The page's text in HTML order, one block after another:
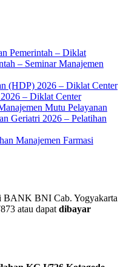
Pemerintah – Diklat
– Seminar Manajemen
(HDP) 2026 – Diklat Center
– Diklat Center
Mutu Pelayanan
Geriatri 2026 – Pelatihan
Manajemen Farmasi
BANK BNI Cab. Yogyakarta
atau dapatdibayar